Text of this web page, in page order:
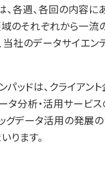
、各週、各回の内容に
のそれぞれから一流
当社のデータサイエン
ッドは、クライアン
タ分析・活用サービス
グデータ活用の発展
ります。